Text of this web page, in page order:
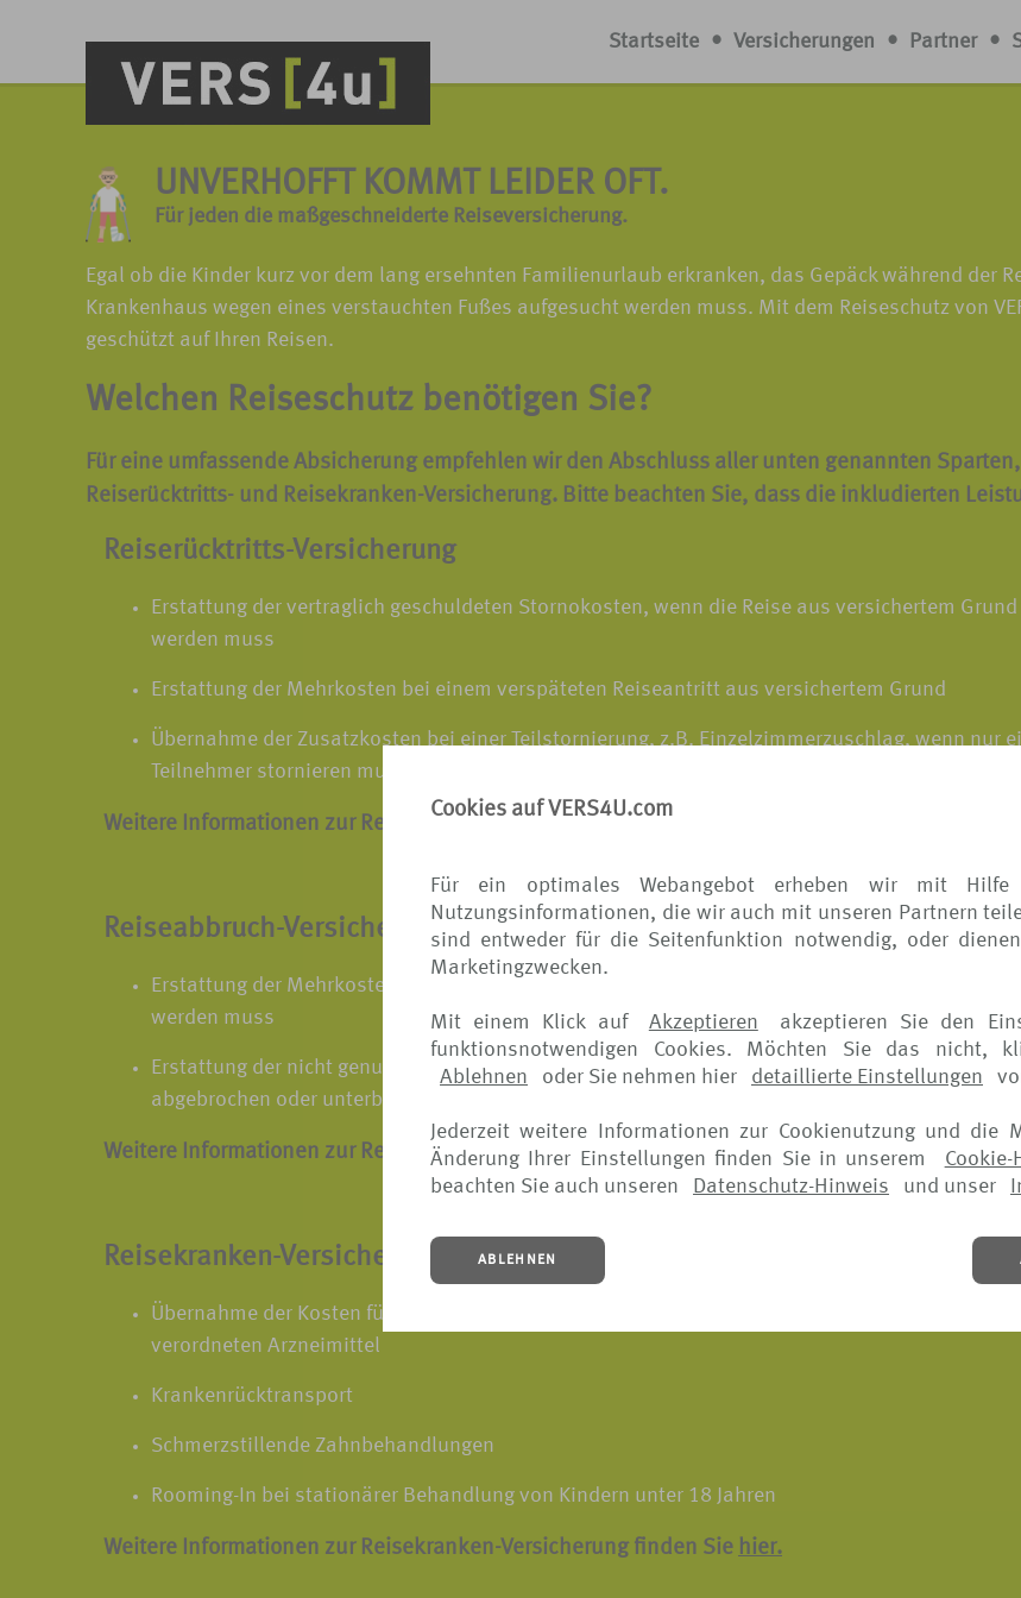
Cookies auf VERS4U.com
Für ein optimales Webangebot erheben wir mit Hilfe
Nutzungsinformationen, die wir auch mit unseren Partnern
sind entweder für die Seitenfunktion notwendig, oder
Marketingzwecken.
Mit einem Klick auf Akzeptieren
akzeptieren Sie den
funktionsnotwendigen Cookies. Möchten Sie das nicht,
Ablehnen
oder Sie nehmen hier detaillierte Einstellungen
Jederzeit weitere Informationen zur Cookienutzung und die
Änderung Ihrer Einstellungen finden Sie in unserem
Cookie-
beachten Sie auch unseren
Datenschutz-Hinweis und unser
ABLEHNEN
Startseite • Versicherungen • Partner •
UNVERHOFFT KOMMT LEIDER OFT.
Für jeden die maßgeschneiderte Reiseversicherung.
Egal ob die Kinder kurz vor dem lang ersehnten Familienurlaub erkranken, das Gepäck während der
Krankenhaus wegen eines verstauchten Fußes aufgesucht werden muss. Mit dem Reiseschutz von
geschützt auf Ihren Reisen.
Welchen Reiseschutz benötigen Sie?
Für eine umfassende Absicherung empfehlen wir den Abschluss aller unten genannten
Reiserücktritts- und Reisekranken-Versicherung. Bitte beachten Sie, dass die inkludierten
Reiserücktritts-Versicherung
Erstattung der vertraglich geschuldeten Stornokosten, wenn die Reise aus versichertem
werden muss
Erstattung der Mehrkosten bei einem verspäteten Reiseantritt aus versichertem Grund
Übernahme der Zusatzkosten bei einer Teilstornierung, z.B. Einzelzimmerzuschlag, wenn nur
Teilnehmer stornieren muss
Weitere Informationen zur Reiserücktritts-Versicherung finden Sie
Reiseabbruch-Versicherung
Erstattung der Mehrkosten für die Rückreise, wenn die Reise aus versichertem Grund vorzeitig
werden muss
Erstattung der nicht genutzten Reiseleistungen vor Ort, wenn die Reise aus versichertem Grund
abgebrochen oder unterbrochen werden muss
Weitere Informationen zur Reiseabbruch-Versicherung finden Siehier.
Reisekranken-Versicherung
Übernahme der Kosten für medizinisch notwendige Heilbehandlungen im Ausland inklusive
verordneten Arzneimittel
Krankenrücktransport
Schmerzstillende Zahnbehandlungen
Rooming-In bei stationärer Behandlung von Kindern unter 18 Jahren
Weitere Informationen zur Reisekranken-Versicherung finden Sie hier.